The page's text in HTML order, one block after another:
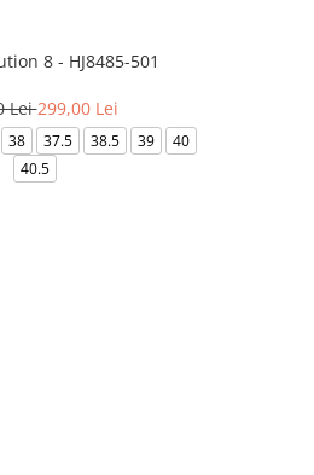
8 - HJ8485-501
Lei299,00 Lei
38 37.5 38.5 39
40
40.5